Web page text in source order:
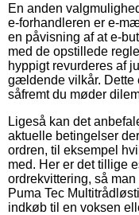
En anden
e-forhandleren er e-
en påvisning af at e-
med de opstillede
hyppigt revurderes af
gældende vilkår. Dette
såfremt du møder
Ligeså kan det
aktuelle betingelser
ordren, til eksempel
med. Her er det tillige
ordrekvittering, så
Puma Tec
indkøb til en voksen